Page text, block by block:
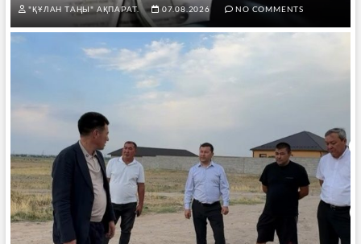
"ҚҰЛАН ТАҢЫ" АҚПАРАТ. 07.08.2026 NO COMMENTS